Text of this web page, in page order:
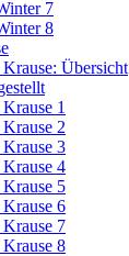
7
8
Übersicht
1
2
3
4
5
6
7
8